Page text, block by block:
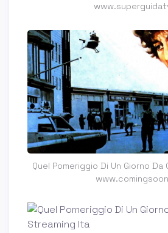
Quel Pomeriggio Di Un Giorno